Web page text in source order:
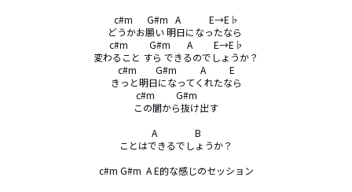
c#m      G#m   A            E→E♭
どうかお願い 明日になったなら
c#m         G#m       A         E→E♭
変わること すら できるのでしょうか？
c#m        G#m          A          E
きっと明日になってくれたなら
c#m         G#m
この闇から抜け出す
A                B
ことはできるでしょうか？
c#m G#m  A E的な感じのセッション